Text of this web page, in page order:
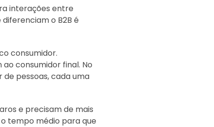
interações entre
o B2B é
consumidor.
consumidor final. No
pessoas, cada uma
e precisam de mais
o tempo médio para que